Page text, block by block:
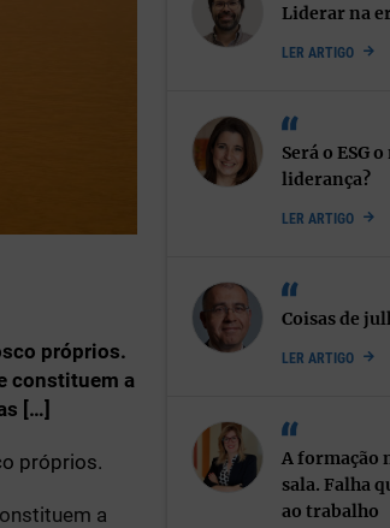
próprios.
constituem a
[…]
próprios.
a
Liderar na
LER ARTIGO
Será o ESG
liderança?
LER ARTIGO
Coisas de
LER ARTIGO
A formação
sala. Falha
ao trabalho